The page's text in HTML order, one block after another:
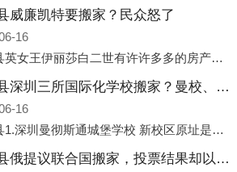
威廉凯特要搬家？民众怒了
16
塔河县英女王伊丽莎白二世有许许多多的房产，遍布英国各地。而作为英女王的亲孙子、未来的英国国王，威廉王子自然也能享受到女王的房产。目前，威廉凯特以及三个孩子有两个经常居住的地点，一处是位于伦敦的肯辛顿宫，一处
塔河县深圳三所国际化学校搬家？曼校、QSI、南山中英文搬走了
16
塔河县1.深圳曼彻斯通城堡学校 新校区原址是蛇口国际据悉，此次曼彻斯通城堡学校搬迁到蛇口新校区的开办与蛇口外籍人员子女学校（蛇口国际）有很大的关联。2021年，太子湾实验部就宣布在2022年正式并入蛇口外籍
塔河县俄提议联合国搬家，投票结果却以惨败收场